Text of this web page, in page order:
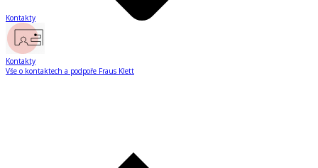
Kontakty
Kontakty
Vše o kontaktech a podpoře Fraus Klett